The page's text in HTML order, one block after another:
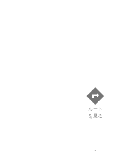
ルート
を見る